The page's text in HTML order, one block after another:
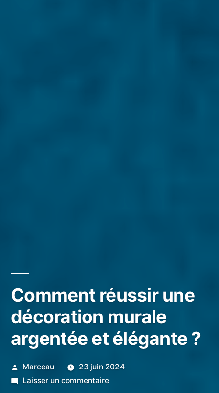
Comment réussir une
décoration murale
argentée et élégante ?
Publié
par
Marceau
23 juin 2024
Laisser un commentairesur